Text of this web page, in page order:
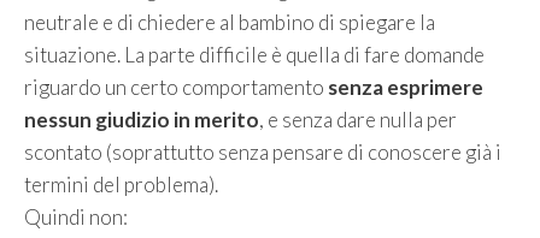
neutrale e di chiedere al bambino di spiegare la
situazione. La parte difficile è quella di fare domande
riguardo un certo comportamento senza esprimere
nessun giudizio in merito, e senza dare nulla per
scontato (soprattutto senza pensare di conoscere già i
termini del problema).
Quindi non: